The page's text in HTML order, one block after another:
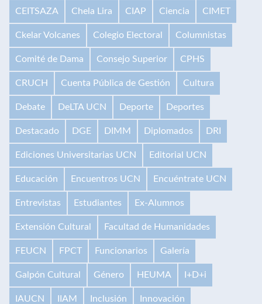
CEITSAZA Chela Lira CIAP Ciencia CIMET
Ckelar Volcanes Colegio Electoral Columnistas
Comité de Dama Consejo Superior CPHS
CRUCH Cuenta Pública de Gestión Cultura
Debate DeLTA UCN Deporte Deportes
Destacado DGE DIMM Diplomados DRI
Ediciones Universitarias UCN Editorial UCN
Educación Encuentros UCN Encuéntrate UCN
Entrevistas Estudiantes Ex-Alumnos
Extensión Cultural Facultad de Humanidades
FEUCN FPCT Funcionarios Galería
Galpón Cultural Género HEUMA I+D+i
IAUCN IIAM Inclusión Innovación